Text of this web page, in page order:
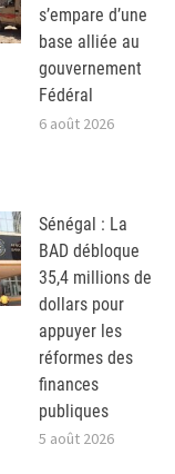
s’empare d’une
base alliée au
gouvernement
Fédéral
6 août 2026
Sénégal : La
BAD débloque
35,4 millions de
dollars pour
appuyer les
réformes des
finances
publiques
5 août 2026